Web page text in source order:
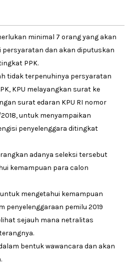
minimal 7 orang yang akan
persyaratan dan akan diputuskan
PPK.
tidak terpenuhinya persyaratan
KPU melayangkan surat ke
surat edaran KPU RI nomor
untuk menyampaikan
penyelenggara ditingkat
adanya seleksi tersebut
kemampuan para calon
mengetahui kemampuan
penyelenggaraan pemilu 2019
sejauh mana netralitas
bentuk wawancara dan akan